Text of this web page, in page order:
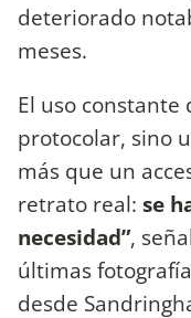
deteriorado
meses.
El uso
protocolar, sino
más que un
retrato real: se
necesidad”,
últimas
desde